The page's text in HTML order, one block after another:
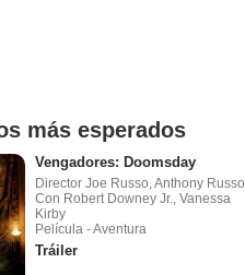
más esperados
Vengadores: Doomsday
Director Joe Russo, Anthony Russo
Con Robert Downey Jr., Vanessa
Kirby
Película - Aventura
Tráiler